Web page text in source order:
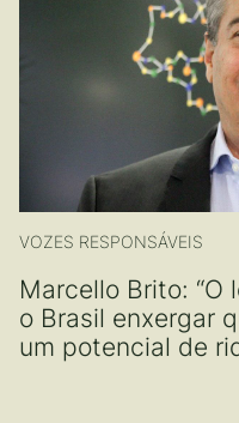
VOZES RESPONSÁVEIS
Marcello Brito: “O
o Brasil enxergar
um potencial de